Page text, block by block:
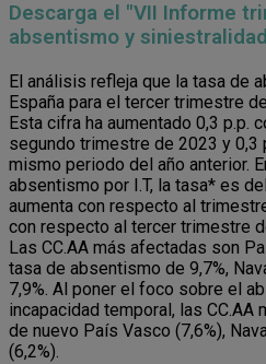
Descarga el "VII Informe
absentismo y
El análisis refleja que la tasa de
España para el tercer trimestre
Esta cifra ha aumentado 0,3 p.p.
segundo trimestre de 2023 y 0,3
mismo periodo del año anterior.
absentismo por I.T, la tasa* es
aumenta con respecto al
con respecto al tercer trimestre
Las CC.AA más afectadas son
tasa de absentismo de 9,7%,
7,9%. Al poner el foco sobre el
incapacidad temporal, las CC.AA
de nuevo País Vasco (7,6%),
(6,2%).